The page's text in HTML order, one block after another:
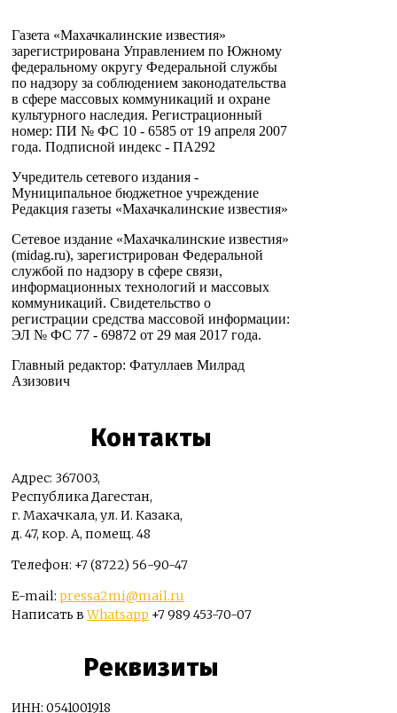
Газета «Махачкалинские известия»
зарегистрирована Управлением по Южному
федеральному округу Федеральной службы
по надзору за соблюдением законодательства
в сфере массовых коммуникаций и охране
культурного наследия. Регистрационный
номер: ПИ № ФС 10 - 6585 от 19 апреля 2007
года. Подписной индекс - ПА292
Учредитель сетевого издания -
Муниципальное бюджетное учреждение
Редакция газеты «Махачкалинские известия»
Сетевое издание «Махачкалинские известия»
(midag.ru), зарегистрирован Федеральной
службой по надзору в сфере связи,
информационных технологий и массовых
коммуникаций. Свидетельство о
регистрации средства массовой информации:
ЭЛ № ФС 77 - 69872 от 29 мая 2017 года.
Главный редактор: Фатуллаев Милрад
Азизович
Контакты
Адрес: 367003,
Республика Дагестан,
г. Махачкала, ул. И. Казака,
д. 47, кор. А, помещ. 48
Телефон: +7 (8722) 56-90-47
E-mail: pressa2mi@mail.ru
Написать вWhatsapp +7 989 453-70-07
Реквизиты
ИНН: 0541001918